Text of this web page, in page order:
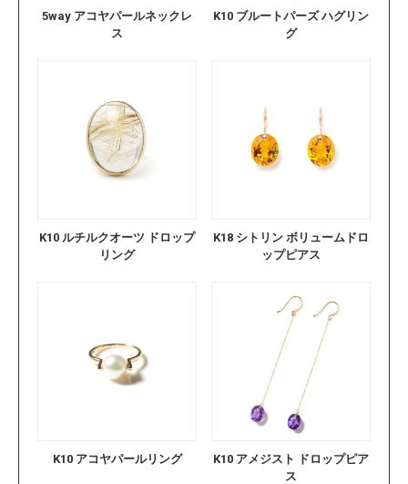
5way アコヤパールネックレ
ス
K10 ブルートパーズ ハグリン
グ
K10 ルチルクオーツ ドロップ
リング
K18 シトリン ボリュームドロ
ップピアス
K10 アコヤパールリング
K10 アメジスト ドロップピア
ス